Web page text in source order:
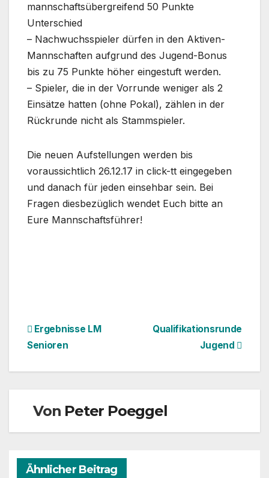
mannschaftsübergreifend 50 Punkte
Unterschied
– Nachwuchsspieler dürfen in den Aktiven-
Mannschaften aufgrund des Jugend-Bonus
bis zu 75 Punkte höher eingestuft werden.
– Spieler, die in der Vorrunde weniger als 2
Einsätze hatten (ohne Pokal), zählen in der
Rückrunde nicht als Stammspieler.
Die neuen Aufstellungen werden bis
voraussichtlich 26.12.17 in click-tt eingegeben
und danach für jeden einsehbar sein. Bei
Fragen diesbezüglich wendet Euch bitte an
Eure Mannschaftsführer!
Beitragsnavigation
Qualifikationsrunde
Jugend
Ergebnisse LM
Senioren
Von Peter Poeggel
Ähnlicher Beitrag